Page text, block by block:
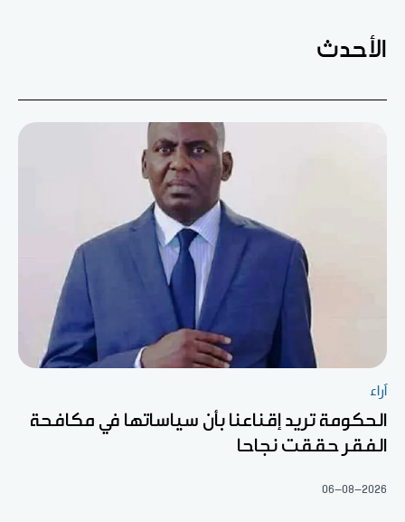
الأحدث
آراء
الحكومة تريد إقناعنا بأن سياساتها في مكافحة
الفقر حققت نجاحا
06-08-2026